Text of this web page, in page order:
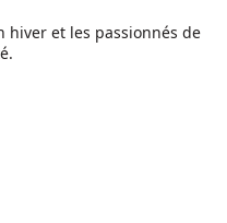
hiver et les passionnés de